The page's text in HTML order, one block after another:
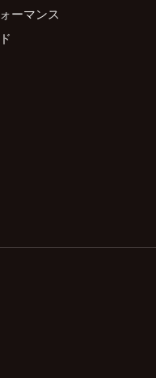
ーマンス